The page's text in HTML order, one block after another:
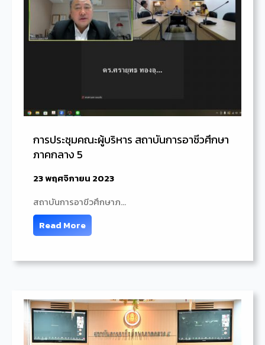
การประชุมคณะผู้บริหาร สถาบันการอาชีวศึกษา
ภาคกลาง 5
23 พฤศจิกายน 2023
สถาบันการอาขีวศึกษาภ…
Read More